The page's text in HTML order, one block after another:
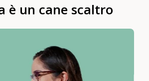
è un cane scaltro